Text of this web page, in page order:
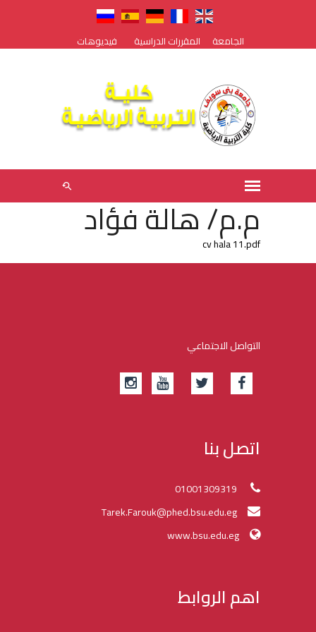
الجامعة المقررات الدراسية فيديوهات
م.م/ هالة فؤاد
cv hala 11.pdf
التواصل الاجتماعي
اتصل بنا
www.bsu.edu.eg
اهم الروابط